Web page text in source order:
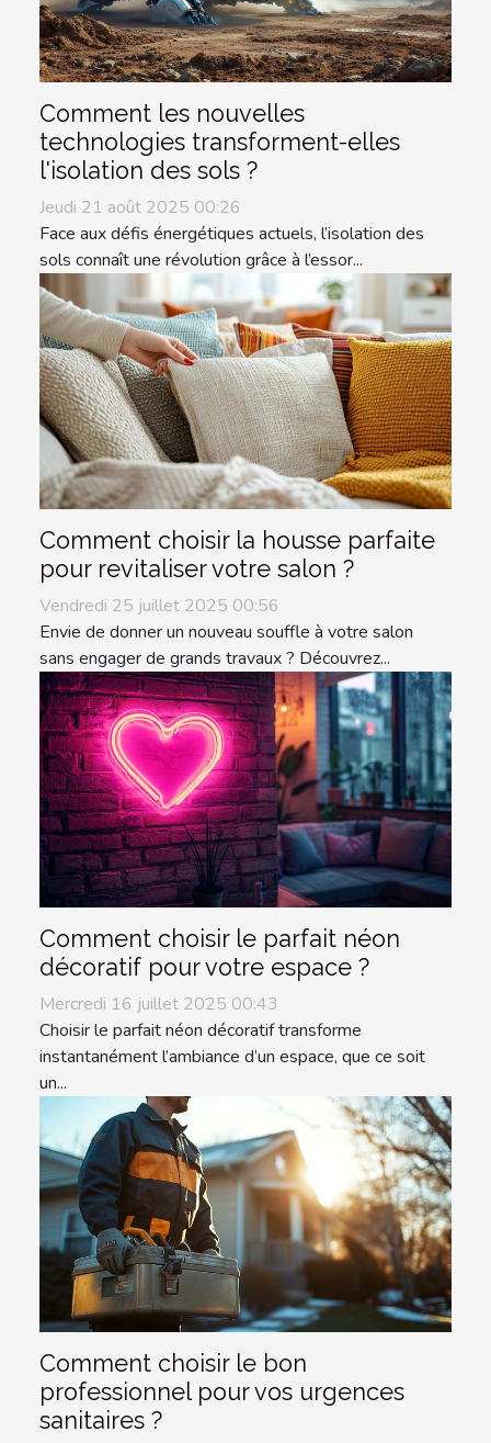
Comment les nouvelles
technologies transforment-elles
l'isolation des sols ?
Jeudi 21 août 2025 00:26
Face aux défis énergétiques actuels, l’isolation des
sols connaît une révolution grâce à l’essor...
Comment choisir la housse parfaite
pour revitaliser votre salon ?
Vendredi 25 juillet 2025 00:56
Envie de donner un nouveau souffle à votre salon
sans engager de grands travaux ? Découvrez...
Comment choisir le parfait néon
décoratif pour votre espace ?
Mercredi 16 juillet 2025 00:43
Choisir le parfait néon décoratif transforme
instantanément l’ambiance d’un espace, que ce soit
un...
Comment choisir le bon
professionnel pour vos urgences
sanitaires ?